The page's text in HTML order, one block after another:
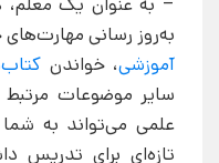
به‌روز رسانی
آموزشی، خواندن
سایر موضوعات
علمی می‌تواند به
تازه‌ای برای تدریس